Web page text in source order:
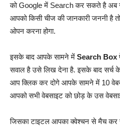
को Google में Search कर सकते है अब
आपको किसी चीज की जानकारी जननी
ओपन करना होगा.
इसके बाद आपके सामने में Search Box
सवाल है उसे लिख देना है. इसके बाद सर्च
आप क्लिक कर दोगे आपके सामने में 10
आपको सभी वेबसाइट को छोड़ के उस
जिसका टाइटल आपका क्वेश्चन से मैच